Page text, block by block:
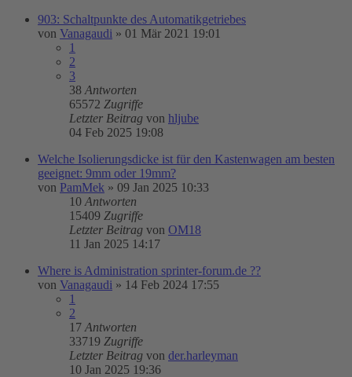
903: Schaltpunkte des Automatikgetriebes
von Vanagaudi » 01 Mär 2021 19:01
1
2
3
38 Antworten
65572 Zugriffe
Letzter Beitrag von hljube
04 Feb 2025 19:08
Welche Isolierungsdicke ist für den Kastenwagen am besten
geeignet: 9mm oder 19mm?
von PamMek » 09 Jan 2025 10:33
10 Antworten
15409 Zugriffe
Letzter Beitrag von OM18
11 Jan 2025 14:17
Where is Administration sprinter-forum.de ??
von Vanagaudi » 14 Feb 2024 17:55
1
2
17 Antworten
33719 Zugriffe
Letzter Beitrag von der.harleyman
10 Jan 2025 19:36